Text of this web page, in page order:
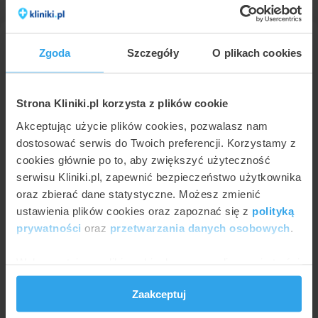
Zgoda Szczegóły O plikach cookies
Strona Kliniki.pl korzysta z plików cookie
Akceptując użycie plików cookies, pozwalasz nam
dostosować serwis do Twoich preferencji. Korzystamy z
cookies głównie po to, aby zwiększyć użyteczność
serwisu Kliniki.pl, zapewnić bezpieczeństwo użytkownika
oraz zbierać dane statystyczne. Możesz zmienić
ustawienia plików cookies oraz zapoznać się z polityką
prywatności oraz przetwarzania danych osobowych
i reklam, aby oferować funkcje społecznościowe i
analizować ruch w naszej witrynie. Informacje o tym, jak
korzystasz z naszej witryny, udostępniamy partnerom
Zaakceptuj
Operacje plastyczne uszu Tychy -
cena
Prezentujemy poniżej ceny związane z
procedurą operacje plastyczne uszu w Tychach
na podstawie cenników z 6 placówek. Najniższa
cena to 1500 zł za rekonstrukcja rozerwanego
płatka ucha natomiast najwyższa cena w
Tychach wynosi do 10000 zł (zmniejszenie
małżowin usznych).
Tychach?
Poniższy wykres przedstawia wizualnie minimalne i
maksymalne ceny najpopularniejszych metod w ramach